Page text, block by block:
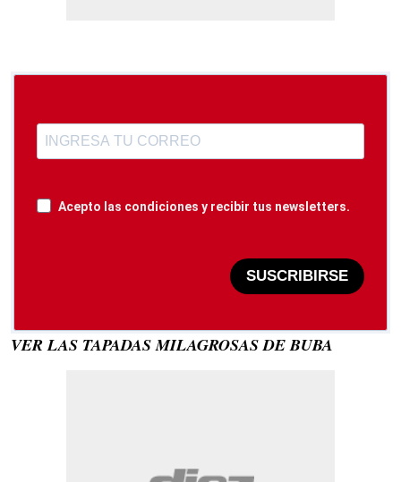
Acepto las condiciones y recibir tus newsletters.
SUSCRIBIRSE
VER LAS TAPADAS MILAGROSAS DE BUBA